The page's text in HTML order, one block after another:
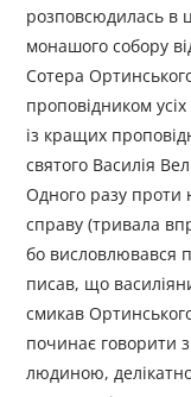
розповсюдилась в
монашого собору
Сотера
проповідником
із кращих
святого Василія
Одного разу проти
справу (тривала
бо висловлювався
писав, що
смикав
починає говорити
людиною,